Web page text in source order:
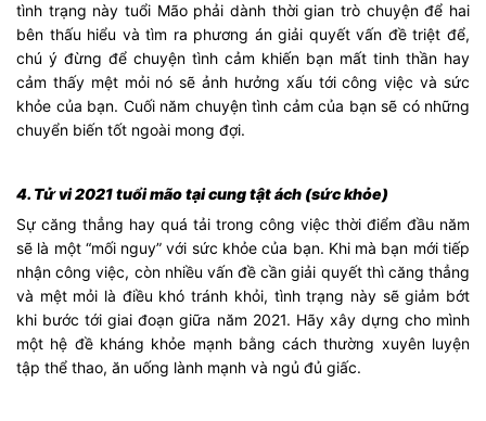
tình trạng này tuổi Mão phải dành thời gian trò chuyện để hai
bên thấu hiểu và tìm ra phương án giải quyết vấn đề triệt để,
chú ý đừng để chuyện tình cảm khiến bạn mất tinh thần hay
cảm thấy mệt mỏi nó sẽ ảnh hưởng xấu tới công việc và sức
khỏe của bạn. Cuối năm chuyện tình cảm của bạn sẽ có những
chuyển biến tốt ngoài mong đợi.
4. Tử vi 2021 tuổi mão tại cung tật ách (sức khỏe)
Sự căng thẳng hay quá tải trong công việc thời điểm đầu năm
sẽ là một “mối nguy” với sức khỏe của bạn. Khi mà bạn mới tiếp
nhận công việc, còn nhiều vấn đề cần giải quyết thì căng thẳng
và mệt mỏi là điều khó tránh khỏi, tình trạng này sẽ giảm bớt
khi bước tới giai đoạn giữa năm 2021. Hãy xây dựng cho mình
một hệ đề kháng khỏe mạnh bằng cách thường xuyên luyện
tập thể thao, ăn uống lành mạnh và ngủ đủ giấc.